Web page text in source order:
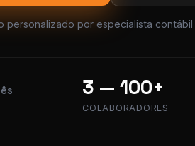
personalizado por especialista contábil
3 — 100+
COLABORADORES